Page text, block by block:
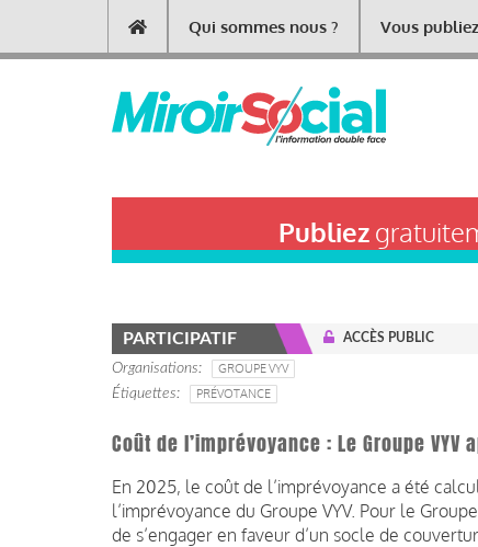
contenu
Main
navigation
Qui sommes nous ? Vous publiez
Publiez
PARTICIPATIF ACCÈS PUBLIC
Organisations
GROUPE VYV
Étiquettes
PRÉVOTANCE
Coût de l’imprévoyance : Le Groupe
En 2025, le coût de l’imprévoyance a été
l’imprévoyance du Groupe VYV. Pour le
de s’engager en faveur d’un socle de